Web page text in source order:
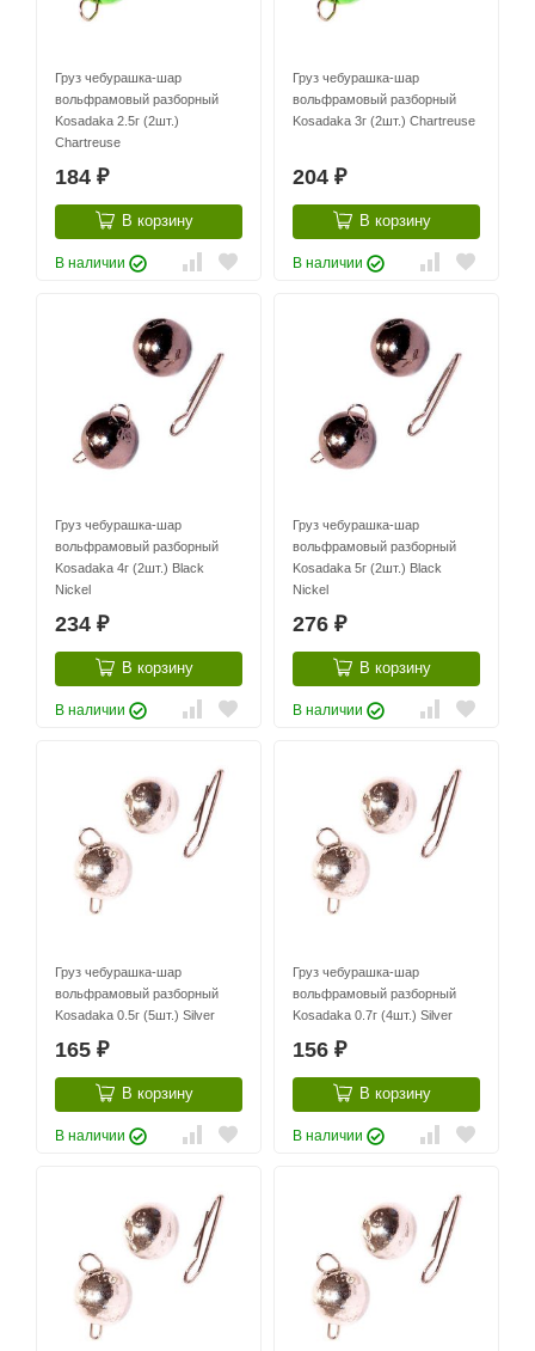
Груз чебурашка-шар
вольфрамовый разборный
Kosadaka 2.5г (2шт.)
Chartreuse
184 ₽
В корзину
В наличии
Груз чебурашка-шар
вольфрамовый разборный
Kosadaka 3г (2шт.) Chartreuse
204 ₽
В корзину
В наличии
Груз чебурашка-шар
вольфрамовый разборный
Kosadaka 4г (2шт.) Black
Nickel
234 ₽
В корзину
В наличии
Груз чебурашка-шар
вольфрамовый разборный
Kosadaka 5г (2шт.) Black
Nickel
276 ₽
В корзину
В наличии
Груз чебурашка-шар
вольфрамовый разборный
Kosadaka 0.5г (5шт.) Silver
165 ₽
В корзину
В наличии
Груз чебурашка-шар
вольфрамовый разборный
Kosadaka 0.7г (4шт.) Silver
156 ₽
В корзину
В наличии